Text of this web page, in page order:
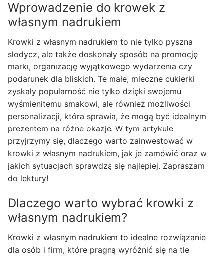
Wprowadzenie do krowek z
własnym nadrukiem
Krowki z własnym nadrukiem to nie tylko pyszna
słodycz, ale także doskonały sposób na promocję
marki, organizację wyjątkowego wydarzenia czy
podarunek dla bliskich. Te małe, mleczne cukierki
zyskały popularność nie tylko dzięki swojemu
wyśmienitemu smakowi, ale również możliwości
personalizacji, która sprawia, że mogą być idealnym
prezentem na różne okazje. W tym artykule
przyjrzymy się, dlaczego warto zainwestować w
krowki z własnym nadrukiem, jak je zamówić oraz w
jakich sytuacjach sprawdzą się najlepiej. Zapraszam
do lektury!
Dlaczego warto wybrać krowki z
własnym nadrukiem?
Krowki z własnym nadrukiem to idealne rozwiązanie
dla osób i firm, które pragną wyróżnić się na tle